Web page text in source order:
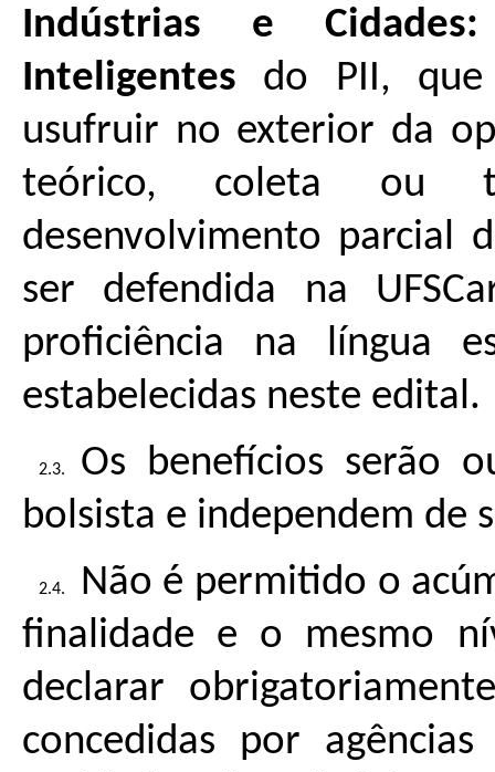
Indústrias e
Inteligentes
do PII, que
usufruir no exterior da
teórico, coleta ou
desenvolvimento parcial
ser defendida na
proficiência na língua
estabelecidas neste edital.
Os benefícios serão
bolsista e independem de
Não é permitido o
finalidade e o mesmo
declarar
concedidas por